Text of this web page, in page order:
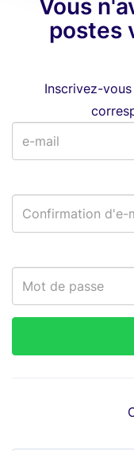
Vous
postes
Inscrivez-